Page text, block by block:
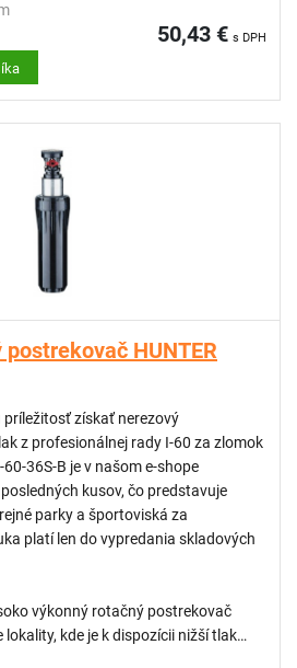
plynulé zasúvanie piestu.
vyznačuje fixnou plnokruhovou
dokonalú stabilitu a rovnomernosť
Extra vysoký výsuv s nerezovým
životnosť a odolnosť voči
aj v náročnom prostredí.
(ADV): Zabraňuje samovoľnému
najnižšie postrekovače, čím šetrí
až 23,2 metra efektívne pokrýva
vysokej uniformity distribúcie
50,43 € s DPH
HUNTER
získať nerezový
z profesionálnej rady I-60 za zlomok
36S-B je v našom e-shope
kusov, čo predstavuje
parky a športoviská za
platí len do vypredania skladových
výkonný rotačný postrekovač
kde je k dispozícii nižší tlak